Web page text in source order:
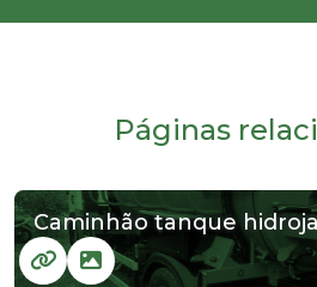
Páginas
Caminhão tanque